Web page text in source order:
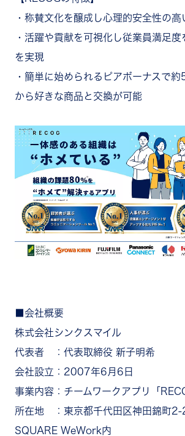
・称賛文化を醸成し心理的安全性の高
・活躍や貢献を可視化し従業員満足度
を実現
・簡単に始められるピアボーナスで
から好きな商品と交換が可能
■会社概要
株式会社シンクスマイル
代表者 ：代表取締役 新子明希
会社設立：2007年6月6日
事業内容：チームワークアプリ「
所在地 ：東京都千代田区神田錦町
SQUARE WeWork内